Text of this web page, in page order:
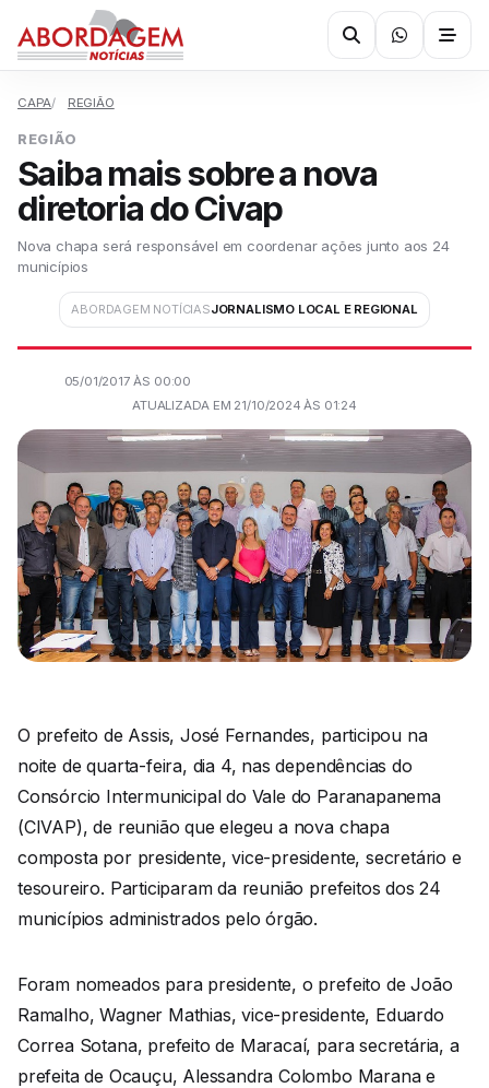
CAPA REGIÃO
REGIÃO
Saiba mais sobre a nova
diretoria do Civap
Nova chapa será responsável em coordenar ações junto aos 24
municípios
ABORDAGEM NOTÍCIASJORNALISMO LOCAL E REGIONAL
05/01/2017 ÀS 00:00
ATUALIZADA EM 21/10/2024 ÀS 01:24
O prefeito de Assis, José Fernandes, participou na
noite de quarta-feira, dia 4, nas dependências do
Consórcio Intermunicipal do Vale do Paranapanema
(CIVAP), de reunião que elegeu a nova chapa
composta por presidente, vice-presidente, secretário e
tesoureiro. Participaram da reunião prefeitos dos 24
municípios administrados pelo órgão.
Foram nomeados para presidente, o prefeito de João
Ramalho, Wagner Mathias, vice-presidente, Eduardo
Correa Sotana, prefeito de Maracaí, para secretária, a
prefeita de Ocauçu, Alessandra Colombo Marana e